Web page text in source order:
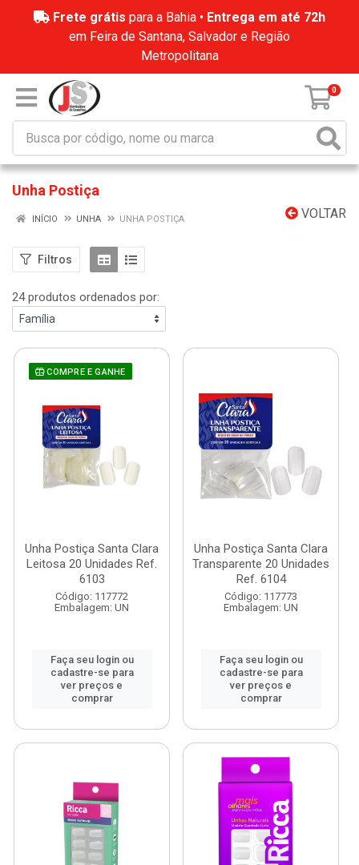
Frete grátis para a Bahia • Entrega em até 72h
em Feira de Santana, Salvador e Região
Metropolitana
0
Unha Postiça
VOLTAR
INÍCIO UNHA UNHA POSTIÇA
Filtros
24 produtos ordenados por:
COMPRE E GANHE
Unha Postiça Santa Clara
Leitosa 20 Unidades Ref.
6103
Código: 117772
Embalagem: UN
Faça seu login ou
cadastre-se para
ver preços e
comprar
Unha Postiça Santa Clara
Transparente 20 Unidades
Ref. 6104
Código: 117773
Embalagem: UN
Faça seu login ou
cadastre-se para
ver preços e
comprar